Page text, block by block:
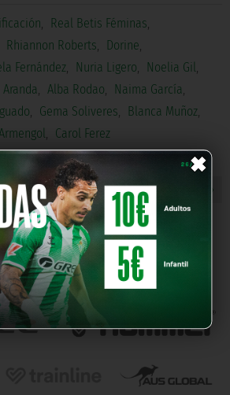
×
, Real Betis Féminas,
Rhiannon Roberts, Dorine,
Fernández, Nuria Ligero, Noelia Gil,
, Alba Rodao, Naima García,
, Gema Soliveres, Blanca Muñoz,
, Carol Ferez
NOTICIA SIGUIENTE »
PARTNERS